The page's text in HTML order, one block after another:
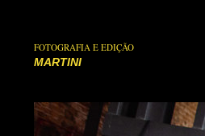
FOTOGRAFIA E EDIÇÃO
MARTINI